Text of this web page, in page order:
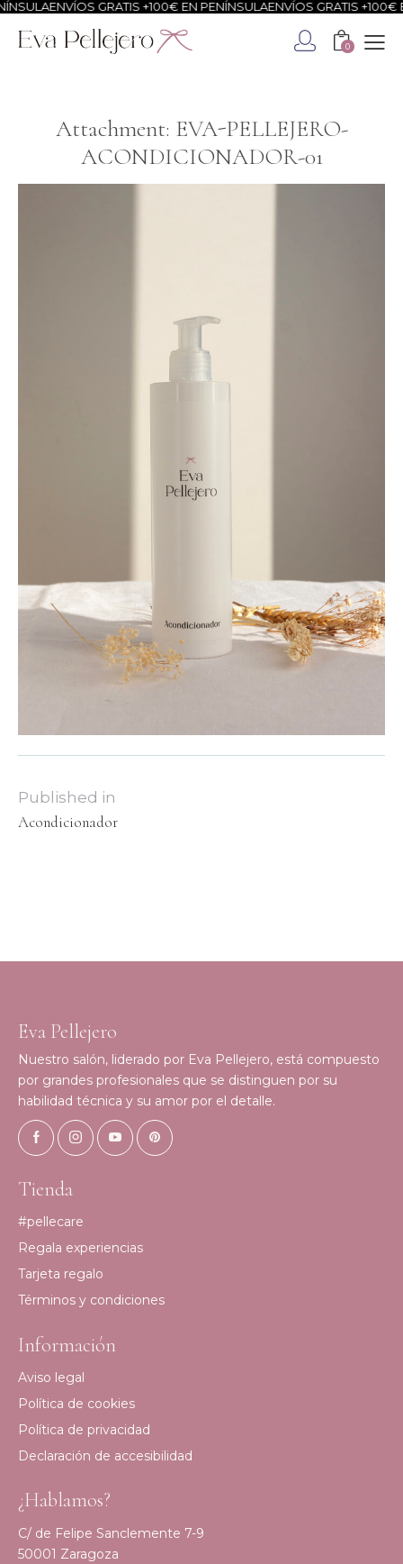
ENVÍOS GRATIS +100€ EN PENÍNSULAENVÍOS GRATIS +100€
0
Attachment: EVA-PELLEJERO-
ACONDICIONADOR-01
Published in
Acondicionador
Eva Pellejero
Nuestro salón, liderado por Eva Pellejero, está compuesto
por grandes profesionales que se distinguen por su
habilidad técnica y su amor por el detalle.
Tienda
#pellecare
Regala experiencias
Tarjeta regalo
Términos y condiciones
Información
Aviso legal
Política de cookies
Política de privacidad
Declaración de accesibilidad
¿Hablamos?
C/ de Felipe Sanclemente 7-9
50001 Zaragoza